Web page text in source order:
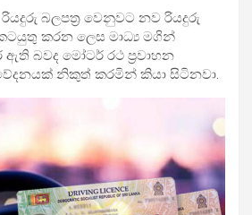
රියදුරු බලපත්‍ර වෙනුවට නව රියදුරු
කරන ලෙස මාධ්‍ය මගින්
ඇති බවද මෝටර් රථ ප්‍රවාහන
නිකුත් කරමින් කියා සිටිනවා.